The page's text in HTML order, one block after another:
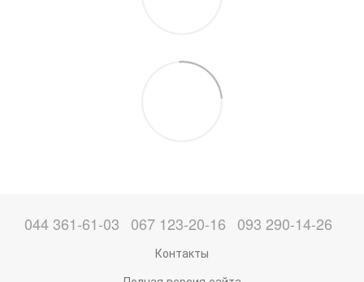
044 361-61-03 067 123-20-16 093 290-14-26
Контакты